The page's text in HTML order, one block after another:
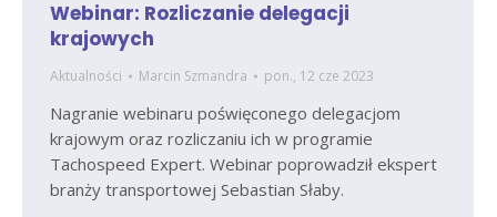
Webinar: Rozliczanie delegacji
krajowych
Aktualności Marcin Szmandra pon., 12 cze 2023
Nagranie webinaru poświęconego delegacjom
krajowym oraz rozliczaniu ich w programie
Tachospeed Expert. Webinar poprowadził ekspert
branży transportowej Sebastian Słaby.